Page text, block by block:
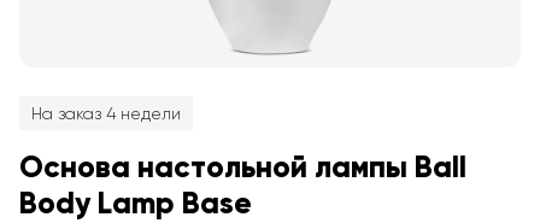
На заказ 4 недели
Основа настольной лампы Ball
Body Lamp Base